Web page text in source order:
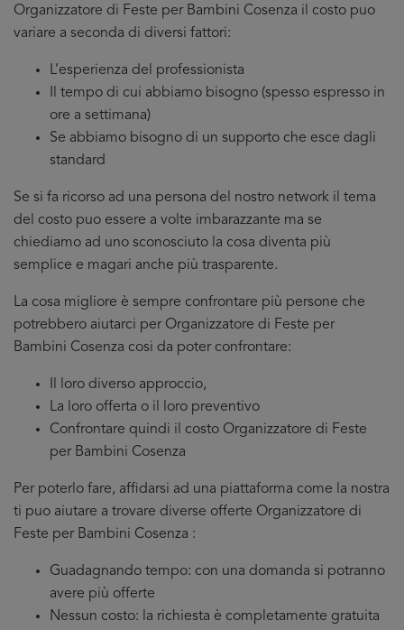
Organizzatore di Feste per Bambini Cosenza il costo puo
variare a seconda di diversi fattori:
L’esperienza del professionista
Il tempo di cui abbiamo bisogno (spesso espresso in
ore a settimana)
Se abbiamo bisogno di un supporto che esce dagli
standard
Se si fa ricorso ad una persona del nostro network il tema
del costo puo essere a volte imbarazzante ma se
chiediamo ad uno sconosciuto la cosa diventa più
semplice e magari anche più trasparente.
La cosa migliore è sempre confrontare più persone che
potrebbero aiutarci per Organizzatore di Feste per
Bambini Cosenza cosi da poter confrontare:
Il loro diverso approccio,
La loro offerta o il loro preventivo
Confrontare quindi il costo Organizzatore di Feste
per Bambini Cosenza
Per poterlo fare, affidarsi ad una piattaforma come la nostra
ti puo aiutare a trovare diverse offerte Organizzatore di
Feste per Bambini Cosenza :
Guadagnando tempo: con una domanda si potranno
avere più offerte
Nessun costo: la richiesta è completamente gratuita